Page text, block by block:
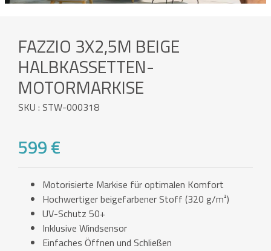
FAZZIO 3X2,5M BEIGE
HALBKASSETTEN-
MOTORMARKISE
SKU : STW-000318
599 €
Motorisierte Markise für optimalen Komfort
Hochwertiger beigefarbener Stoff (320 g/m²)
UV-Schutz 50+
Inklusive Windsensor
Einfaches Öffnen und Schließen